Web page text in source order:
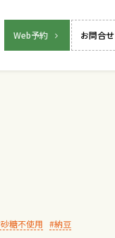
Web予約 お問合せ
砂糖不使用 納豆